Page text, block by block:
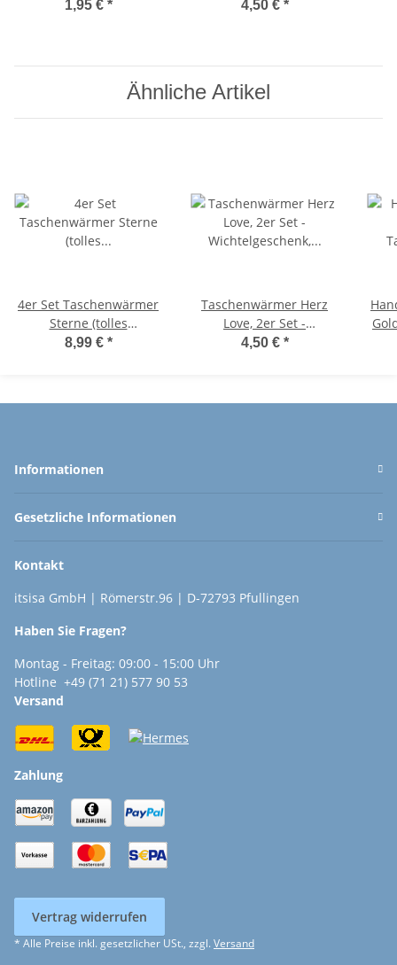
41) 1 Paar Fußwärmer
1,95 € *
Handwärmer
4,50 € *
Ähnliche Artikel
4er Set Taschenwärmer
Sterne (tolles
Wichtelgeschenk)
8,99 € *
Taschenwärmer Herz
Love, 2er Set -
Wichtelgeschenk,
4,50 € *
Informationen
Gesetzliche Informationen
Kontakt
itsisa GmbH | Römerstr.96 | D-72793 Pfullingen
Haben Sie Fragen?
Montag - Freitag: 09:00 - 15:00 Uhr
Hotline +49 (71 21) 577 90 53
Versand
Zahlung
Vertrag widerrufen
* Alle Preise inkl. gesetzlicher USt., zzgl. Versand